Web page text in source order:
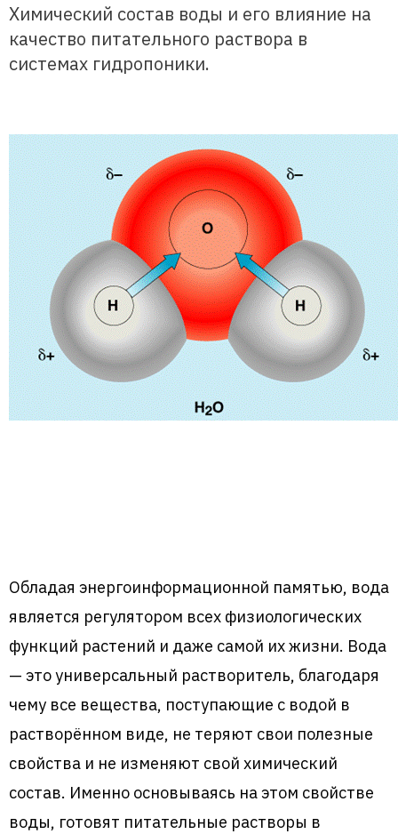
Химический состав воды и его влияние на
качество питательного раствора в
системах гидропоники.
Обладая энергоинформационной памятью, вода
является регулятором всех физиологических
функций растений и даже самой их жизни. Вода
— это универсальный растворитель, благодаря
чему все вещества, поступающие с водой в
растворённом виде, не теряют свои полезные
свойства и не изменяют свой химический
состав. Именно основываясь на этом свойстве
воды, готовят питательные растворы в